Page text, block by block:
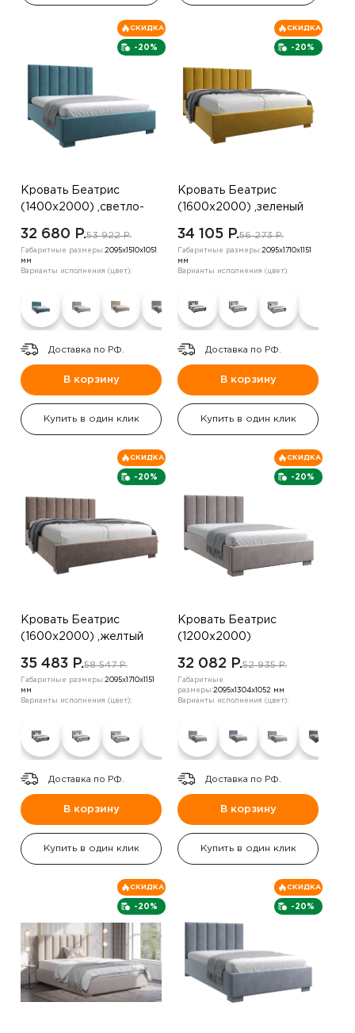
-20%
СКИДКА
Кровать Беатрис
(1400х2000) ,светло-
32 680 P.53 922 P.
Габаритные размеры:2095х1510х1051
мм
Варианты исполнения (цвет):
Доставка по РФ.
В корзину
Купить в один клик
-20%
СКИДКА
Кровать Беатрис
(1600х2000) ,зеленый
34 105 P.56 273 P.
Габаритные размеры:2095х1710х1151
мм
Варианты исполнения (цвет):
Доставка по РФ.
В корзину
Купить в один клик
-20%
СКИДКА
Кровать Беатрис
(1600х2000) ,желтый
35 483 P.58 547 P.
Габаритные размеры:2095х1710х1151
мм
Варианты исполнения (цвет):
Доставка по РФ.
В корзину
Купить в один клик
-20%
СКИДКА
Кровать Беатрис
(1200х2000)
32 082 P.52 935 P.
Габаритные
размеры:2095х1304х1052 мм
Варианты исполнения (цвет):
Доставка по РФ.
В корзину
Купить в один клик
-20%
СКИДКА
-20%
СКИДКА